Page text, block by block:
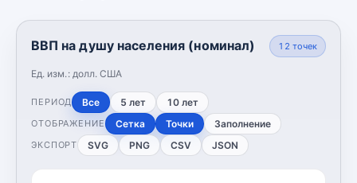
ВВП на душу населения (номинал)
Ед. изм.: долл. США
12 точек
ПЕРИОД Все 5 лет 10 лет
ОТОБРАЖЕНИЕ Сетка Точки Заполнение
ЭКСПОРТ SVG PNG CSV JSON